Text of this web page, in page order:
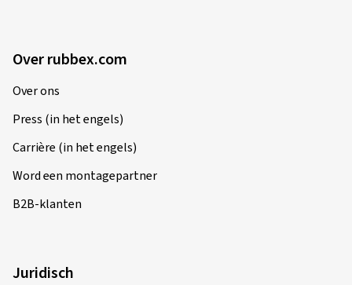
Over rubbex.com
Over ons
Press (in het engels)
Carrière (in het engels)
Word een montagepartner
B2B-klanten
Juridisch